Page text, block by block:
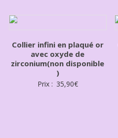
Collier infini en plaqué or
avec oxyde de
zirconium(non disponible
)
Prix : 35,90€